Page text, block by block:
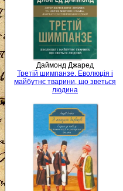
Даймонд Джаред
Третій шимпанзе. Еволюція і
майбутнє тварини, що зветься
людина